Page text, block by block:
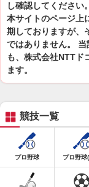
し確認してください。
本サイトのページ上
期しておりますが、
ではありません。
も、株式会社NTTド
ます。
競技一覧
プロ野球 プロ野球